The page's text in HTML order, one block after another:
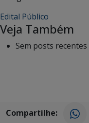
Edital Público
Veja Também
Sem posts
Compartilhe: